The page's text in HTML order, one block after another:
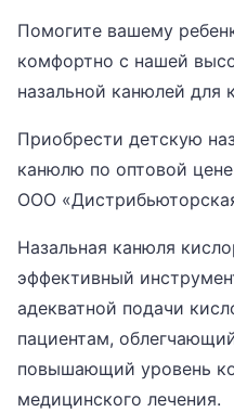
Помогите вашему
комфортно с нашей
назальной канюлей для
Приобрести детскую
канюлю по оптовой
ООО
Назальная канюля
эффективный
адекватной подачи
пациентам,
повышающий уровень
медицинского лечения.